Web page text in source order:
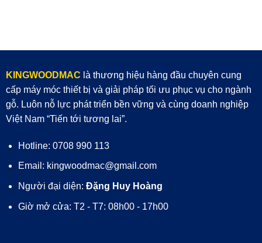
KINGWOODMAC là thương hiệu hàng đầu chuyên cung
cấp máy móc thiết bị và giải pháp tối ưu phục vụ cho ngành
gỗ. Luôn nỗ lực phát triển bền vững và cùng doanh nghiệp
Việt Nam “Tiến tới tương lai”.
Hotline: 0708 990 113
Email: kingwoodmac@gmail.com
Người đại diện: Đặng Huy Hoàng
Giờ mở cửa: T2 - T7: 08h00 - 17h00